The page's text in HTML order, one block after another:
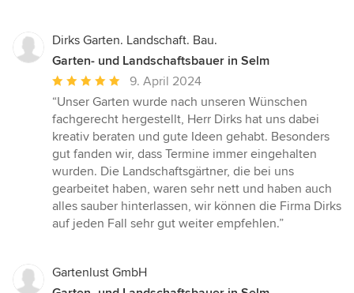
Dirks Garten. Landschaft. Bau.
Garten- und Landschaftsbauer in Selm
Durchschnittliche
Bewertung:
5
von
5
Sternen
9. April 2024
“Unser Garten wurde nach unseren Wünschen
fachgerecht hergestellt, Herr Dirks hat uns dabei
kreativ beraten und gute Ideen gehabt. Besonders
gut fanden wir, dass Termine immer eingehalten
wurden. Die Landschaftsgärtner, die bei uns
gearbeitet haben, waren sehr nett und haben auch
alles sauber hinterlassen, wir können die Firma Dirks
auf jeden Fall sehr gut weiter empfehlen.”
Gartenlust GmbH